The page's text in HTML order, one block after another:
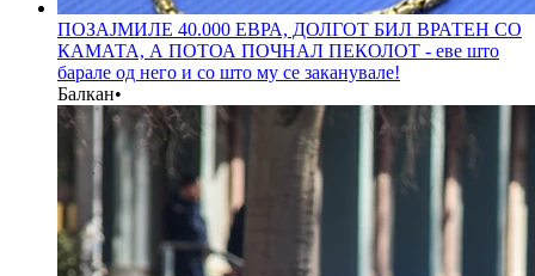
ПОЗАЈМИЛЕ 40.000 ЕВРА, ДОЛГОТ БИЛ ВРАТЕН СО
КАМАТА, А ПОТОА ПОЧНАЛ ПЕКОЛОТ - еве што
барале од него и со што му се заканувале!
Балкан•